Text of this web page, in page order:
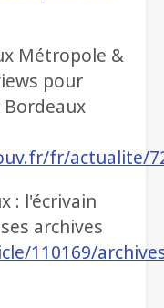
Métropole &
pour
Bordeaux
fr/actualite/
: l'écrivain
archives
110169/